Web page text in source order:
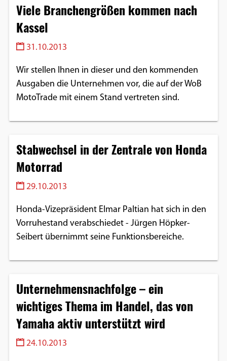
Viele Branchengrößen kommen nach
Kassel
31.10.2013
Wir stellen Ihnen in dieser und den kommenden
Ausgaben die Unternehmen vor, die auf der WoB
MotoTrade mit einem Stand vertreten sind.
Stabwechsel in der Zentrale von Honda
Motorrad
29.10.2013
Honda-Vizepräsident Elmar Paltian hat sich in den
Vorruhestand verabschiedet - Jürgen Höpker-
Seibert übernimmt seine Funktionsbereiche.
Unternehmensnachfolge – ein
wichtiges Thema im Handel, das von
Yamaha aktiv unterstützt wird
24.10.2013